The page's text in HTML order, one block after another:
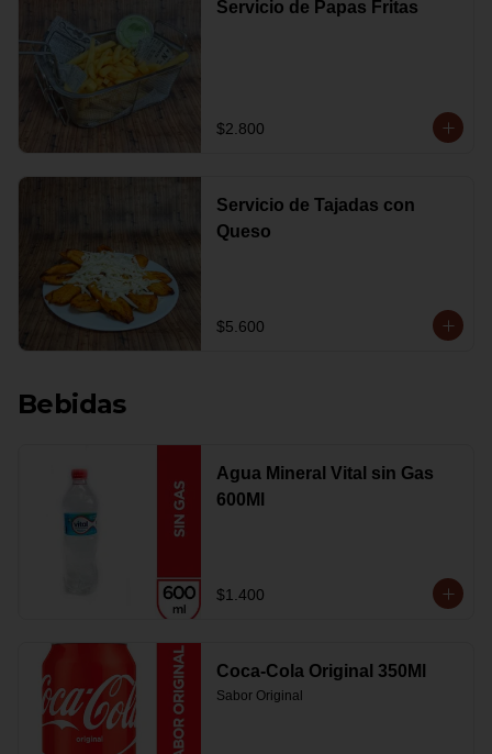
Servicio de Papas Fritas
$2.800
Servicio de Tajadas con
Queso
$5.600
Bebidas
Agua Mineral Vital sin Gas
600Ml
$1.400
Coca-Cola Original 350Ml
Sabor Original